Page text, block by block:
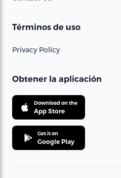
Términos de uso
Privacy Policy
Obtener la aplicación
Download on the
App Store
Get it on
Google Play